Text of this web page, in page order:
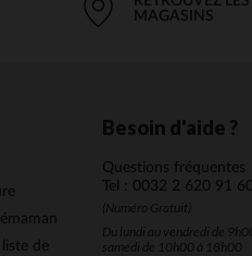
MAGASINS
de
Besoin d'aide ?
Questions fréquentes
Tel : 0032 2 620 91 60
(Numéro Gratuit)
Du lundi au vendredi de
samedi de 10h00 à 18h00